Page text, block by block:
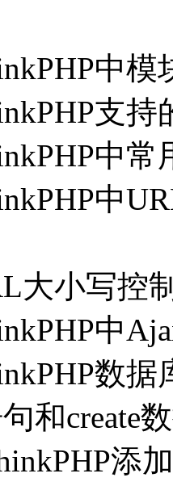
中
支持
中
中
大小写控
中
数
和create
添